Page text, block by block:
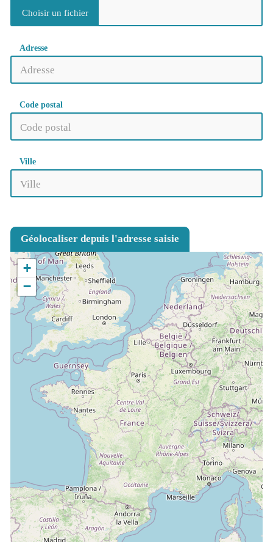
Adresse
Code postal
Ville
Géolocaliser depuis l'adresse saisie
+
−